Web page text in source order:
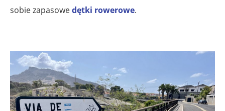
sobie zapasowedętki rowerowe.